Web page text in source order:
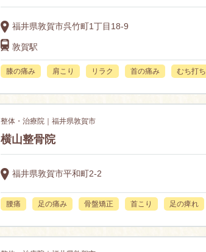
福井県敦賀市呉竹町1丁目18-9
敦賀駅
膝の痛み 肩こり リラク 首の痛み むち打ち
整体・治療院｜福井県敦賀市
横山整骨院
福井県敦賀市平和町2-2
腰痛 足の痛み 骨盤矯正 首こり 足の痺れ